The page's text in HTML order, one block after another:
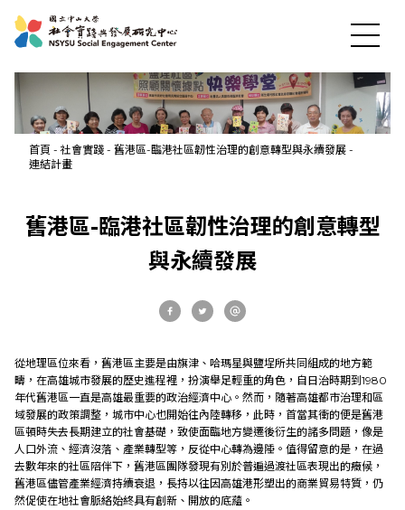
最新消息
關於中心
社會實踐
教育發展
首頁 - 社會實踐 - 舊港區-臨港社區韌性治理的創意轉型與永續發展 -
連結計畫
舊港區-臨港社區韌性治理的創意轉型
與永續發展
從地理區位來看，舊港區主要是由旗津、哈瑪星與鹽埕所共同組成的地方範
疇，在高雄城市發展的歷史進程裡，扮演舉足輕重的角色，自日治時期到1980
年代舊港區一直是高雄最重要的政治經濟中心。然而，隨著高雄都市治理和區
域發展的政策調整，城市中心也開始往內陸轉移，此時，首當其衝的便是舊港
區頓時失去長期建立的社會基礎，致使面臨地方變遷後衍生的諸多問題，像是
人口外流、經濟沒落、產業轉型等，反從中心轉為邊陲。值得留意的是，在過
去數年來的社區陪伴下，舊港區團隊發現有別於普遍過渡社區表現出的癥候，
舊港區儘管產業經濟持續衰退，長持以往因高雄港形塑出的商業貿易特質，仍
然促使在地社會脈絡始終具有創新、開放的底蘊。